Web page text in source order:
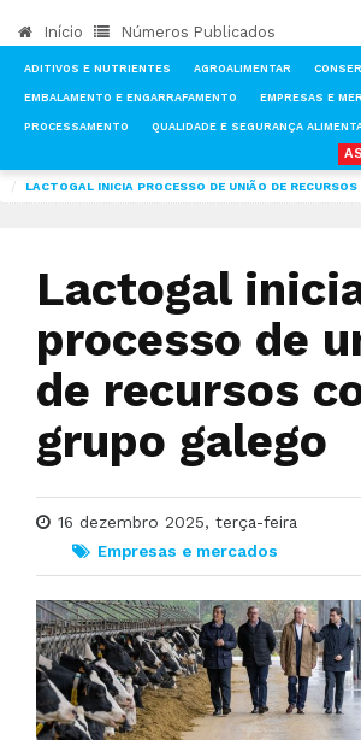
Início Números Publicados
ADITIVOS E NUTRIENTES AGROALIMENTAR
EMBALAMENTO E ENGARRAFAMENTO EMPRESAS E
PROCESSAMENTO QUALIDADE E SEGURANÇA
LACTOGAL INICIA PROCESSO DE UNIÃO DE
Lactogal
processo de
de recursos
grupo galego
16 dezembro 2025, terça-feira
Empresas e mercados